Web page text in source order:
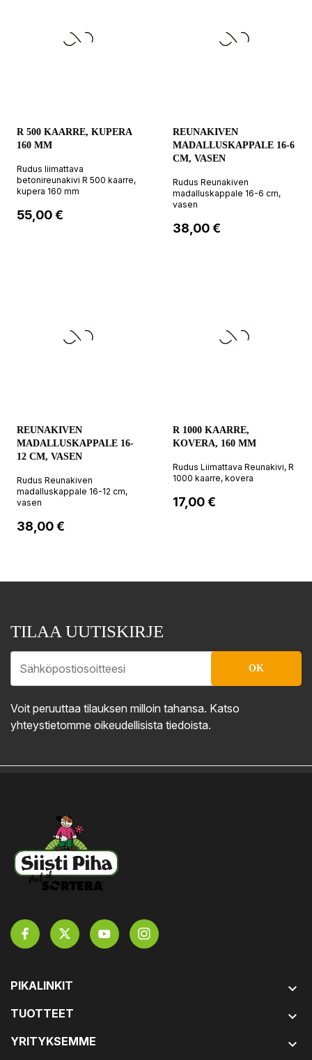
R 500 KAARRE, KUPERA
160 MM
Rudus liimattava
betonireunakivi R 500 kaarre,
kupera 160 mm
Hinta
55,00 €
REUNAKIVEN
MADALLUSKAPPALE 16-6
CM, VASEN
Rudus Reunakiven
madalluskappale 16-6 cm,
vasen
Hinta
38,00 €
REUNAKIVEN
MADALLUSKAPPALE 16-
12 CM, VASEN
Rudus Reunakiven
madalluskappale 16-12 cm,
vasen
Hinta
38,00 €
R 1000 KAARRE,
KOVERA, 160 MM
Rudus Liimattava Reunakivi, R
1000 kaarre, kovera
Hinta
17,00 €
TILAA UUTISKIRJE
Voit peruuttaa tilauksen milloin tahansa. Katso
yhteystietomme oikeudellisista tiedoista.
PIKALINKIT 
TUOTTEET 
YRITYKSEMME 